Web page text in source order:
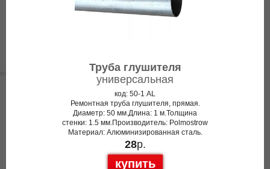
Труба глушителя
универсальная
код: 50-1 AL
Ремонтная труба глушителя, прямая.
Диаметр: 50 мм.Длина: 1 м.Толщина
стенки: 1.5 мм.Производитель: Polmostrow
Материал: Алюминизированная сталь.
28р.
купить